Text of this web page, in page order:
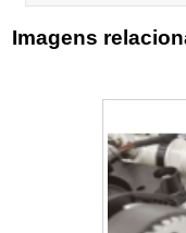
Imagens